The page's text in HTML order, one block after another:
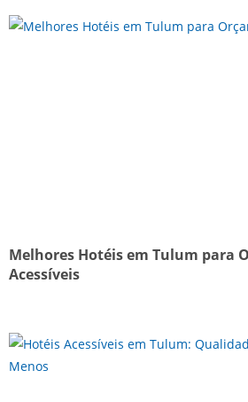
Melhores Hotéis em Tulum para
Acessíveis